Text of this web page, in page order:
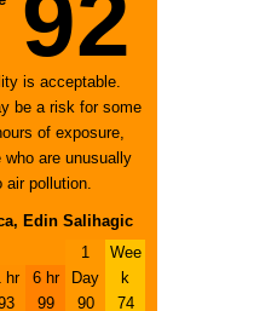
92
is acceptable.
be a risk for some
of exposure,
are unusually
air pollution.
Edin Salihagic
hr
6 hr
99
1
Day
90
Wee
k
74